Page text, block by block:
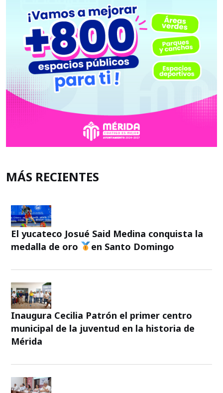
MÁS RECIENTES
El yucateco Josué Said Medina conquista la
medalla de oro
en Santo Domingo
Inaugura Cecilia Patrón el primer centro
municipal de la juventud en la historia de
Mérida